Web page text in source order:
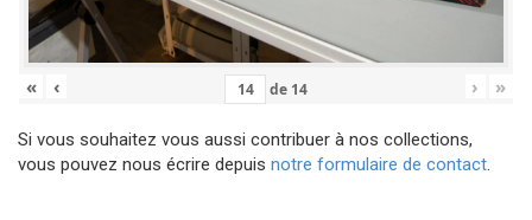
« ‹ de 14 › »
Si vous souhaitez vous aussi contribuer à nos collections,
vous pouvez nous écrire depuis notre formulaire de contact.